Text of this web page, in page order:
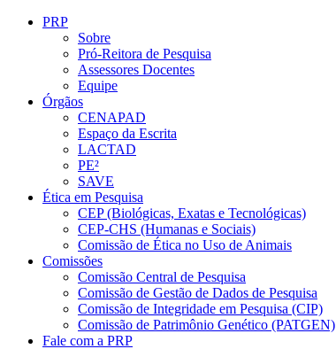
Conteúdo principal
PRP
Sobre
Pró-Reitora de Pesquisa
Assessores Docentes
Equipe
Órgãos
CENAPAD
Espaço da Escrita
LACTAD
PE²
SAVE
Ética em Pesquisa
CEP (Biológicas, Exatas e Tecnológicas)
CEP-CHS (Humanas e Sociais)
Comissão de Ética no Uso de Animais
Comissões
Comissão Central de Pesquisa
Comissão de Gestão de Dados de Pesquisa
Comissão de Integridade em Pesquisa (CIP)
Comissão de Patrimônio Genético (PATGEN)
Fale com a PRP